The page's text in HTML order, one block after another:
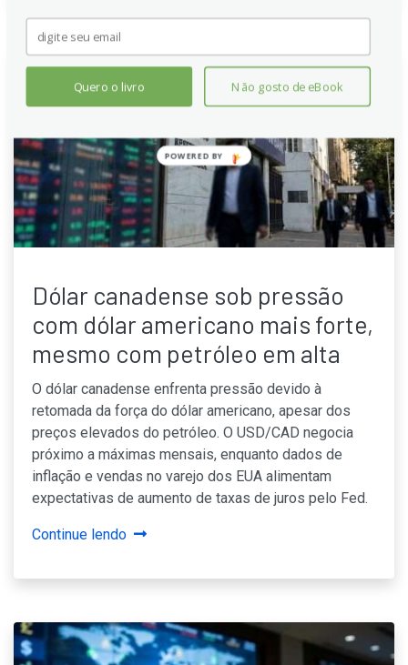
Dólar canadense sob pressão
com dólar americano mais forte,
mesmo com petróleo em alta
O dólar canadense enfrenta pressão devido à
retomada da força do dólar americano, apesar dos
preços elevados do petróleo. O USD/CAD negocia
próximo a máximas mensais, enquanto dados de
inflação e vendas no varejo dos EUA alimentam
expectativas de aumento de taxas de juros pelo Fed.
Continue lendo
Quero o livro Não gosto de eBook
POWERED